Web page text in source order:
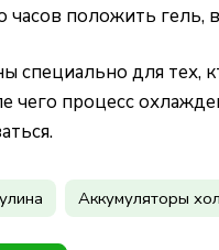
часов положить
специально для
чего процесс
Аккумуляторы